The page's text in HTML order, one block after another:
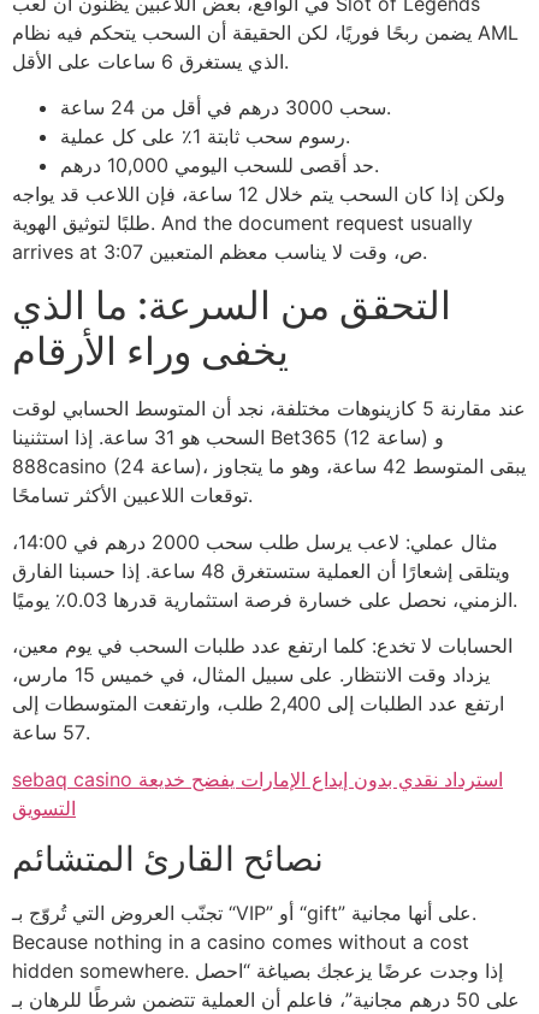
يضمن ربحًا فوريًا، لكن الحقيقة أن السحب يتحكم فيه نظام AML
الذي يستغرق 6 ساعات على الأقل.
سحب 3000 درهم في أقل من 24 ساعة.
رسوم سحب ثابتة 1٪ على كل عملية.
حد أقصى للسحب اليومي 10,000 درهم.
ولكن إذا كان السحب يتم خلال 12 ساعة، فإن اللاعب قد يواجه
طلبًا لتوثيق الهوية. And the document request usually
arrives at 3:07 ص، وقت لا يناسب معظم المتعبين.
التحقق من السرعة: ما الذي
يخفى وراء الأرقام
عند مقارنة 5 كازينوهات مختلفة، نجد أن المتوسط الحسابي لوقت
السحب هو 31 ساعة. إذا استثنينا Bet365 (12 ساعة) و
888casino (24 ساعة)، يبقى المتوسط 42 ساعة، وهو ما يتجاوز
توقعات اللاعبين الأكثر تسامحًا.
مثال عملي: لاعب يرسل طلب سحب 2000 درهم في 14:00،
ويتلقى إشعارًا أن العملية ستستغرق 48 ساعة. إذا حسبنا الفارق
الزمني، نحصل على خسارة فرصة استثمارية قدرها 0.03٪ يوميًا.
الحسابات لا تخدع: كلما ارتفع عدد طلبات السحب في يوم معين،
يزداد وقت الانتظار. على سبيل المثال، في خميس 15 مارس،
ارتفع عدد الطلبات إلى 2,400 طلب، وارتفعت المتوسطات إلى
57 ساعة.
sebaq casino استرداد نقدي بدون إيداع الإمارات يفضح خديعة
التسويق
نصائح القارئ المتشائم
تجنّب العروض التي تُروّج بـ “VIP” أو “gift” على أنها مجانية.
Because nothing in a casino comes without a cost
hidden somewhere. إذا وجدت عرضًا يزعجك بصياغة “احصل
على 50 درهم مجانية”، فاعلم أن العملية تتضمن شرطًا للرهان بـ